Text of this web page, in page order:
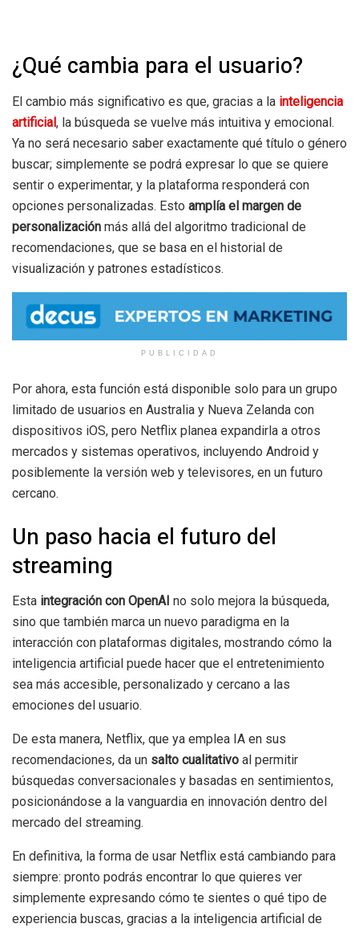
¿Qué cambia para el usuario?
El cambio más significativo es que, gracias a la inteligencia
artificial, la búsqueda se vuelve más intuitiva y emocional.
Ya no será necesario saber exactamente qué título o género
buscar; simplemente se podrá expresar lo que se quiere
sentir o experimentar, y la plataforma responderá con
opciones personalizadas. Esto amplía el margen de
personalización más allá del algoritmo tradicional de
recomendaciones, que se basa en el historial de
visualización y patrones estadísticos.
PUBLICIDAD
Por ahora, esta función está disponible solo para un grupo
limitado de usuarios en Australia y Nueva Zelanda con
dispositivos iOS, pero Netflix planea expandirla a otros
mercados y sistemas operativos, incluyendo Android y
posiblemente la versión web y televisores, en un futuro
cercano.
Un paso hacia el futuro del
streaming
Esta integración con OpenAI no solo mejora la búsqueda,
sino que también marca un nuevo paradigma en la
interacción con plataformas digitales, mostrando cómo la
inteligencia artificial puede hacer que el entretenimiento
sea más accesible, personalizado y cercano a las
emociones del usuario.
De esta manera, Netflix, que ya emplea IA en sus
recomendaciones, da un salto cualitativo al permitir
búsquedas conversacionales y basadas en sentimientos,
posicionándose a la vanguardia en innovación dentro del
mercado del streaming.
En definitiva, la forma de usar Netflix está cambiando para
siempre: pronto podrás encontrar lo que quieres ver
simplemente expresando cómo te sientes o qué tipo de
experiencia buscas, gracias a la inteligencia artificial de